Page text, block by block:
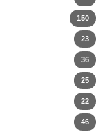
150
23
36
25
22
46